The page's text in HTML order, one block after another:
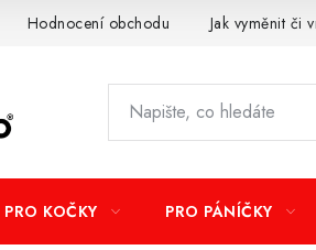
Hodnocení obchodu Jak vyměnit či
PRO KOČKY PRO PÁNÍČKY